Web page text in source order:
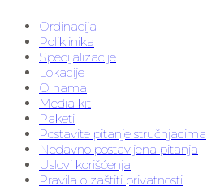
Ordinacija
Poliklinika
Specijalizacije
Lokacije
O nama
Media kit
Paketi
Postavite pitanje stručnjacima
Nedavno postavljena pitanja
Uslovi korišćenja
Pravila o zaštiti privatnosti